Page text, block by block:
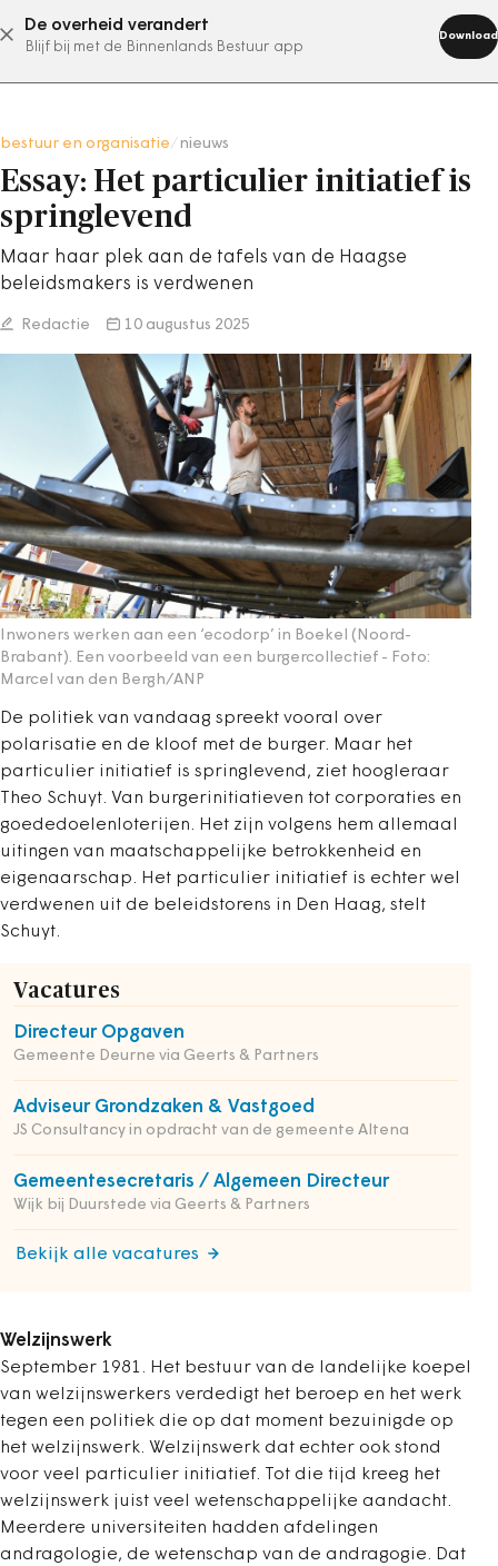
De overheid verandert
Blijf bij met de Binnenlands Bestuur app
Download
abonneer nu
bestuur en organisatie nieuws
Essay: Het particulier initiatief is
springlevend
Maar haar plek aan de tafels van de Haagse
beleidsmakers is verdwenen
Redactie 10 augustus 2025
Inwoners werken aan een ‘ecodorp’ in Boekel (Noord-
Brabant). Een voorbeeld van een burgercollectief - Foto:
Marcel van den Bergh/ANP
De politiek van vandaag spreekt vooral over
polarisatie en de kloof met de burger. Maar het
particulier initiatief is springlevend, ziet hoogleraar
Theo Schuyt. Van burgerinitiatieven tot corporaties en
goededoelenloterijen. Het zijn volgens hem allemaal
uitingen van maatschappelijke betrokkenheid en
eigenaarschap. Het particulier initiatief is echter wel
verdwenen uit de beleidstorens in Den Haag, stelt
Schuyt.
Vacatures
Directeur Opgaven
Gemeente Deurne via Geerts & Partners
Adviseur Grondzaken & Vastgoed
JS Consultancy in opdracht van de gemeente Altena
Gemeentesecretaris / Algemeen Directeur
Wijk bij Duurstede via Geerts & Partners
Bekijk alle vacatures
Welzijnswerk
September 1981. Het bestuur van de landelijke koepel
van welzijnswerkers verdedigt het beroep en het werk
tegen een politiek die op dat moment bezuinigde op
het welzijnswerk. Welzijnswerk dat echter ook stond
voor veel particulier initiatief. Tot die tijd kreeg het
welzijnswerk juist veel wetenschappelijke aandacht.
Meerdere universiteiten hadden afdelingen
andragologie, de wetenschap van de andragogie. Dat